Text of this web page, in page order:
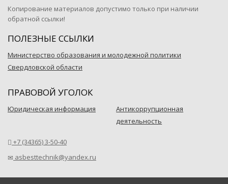
Копирование материалов допустимо только при наличии
обратной ссылки!
ПОЛЕЗНЫЕ ССЫЛКИ
Министерство образования и молодежной политики
Свердловской области
ПРАВОВОЙ УГОЛОК
Юридическая информация
Антикоррупционная
деятельность
+7 (34365) 3-50-40
asbesttechnik@yandex.ru